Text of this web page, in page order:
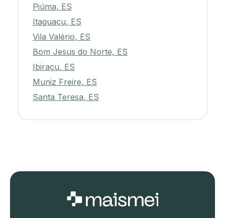
Piúma, ES
Itaguaçu, ES
Vila Valério, ES
Bom Jesus do Norte, ES
Ibiraçu, ES
Muniz Freire, ES
Santa Teresa, ES